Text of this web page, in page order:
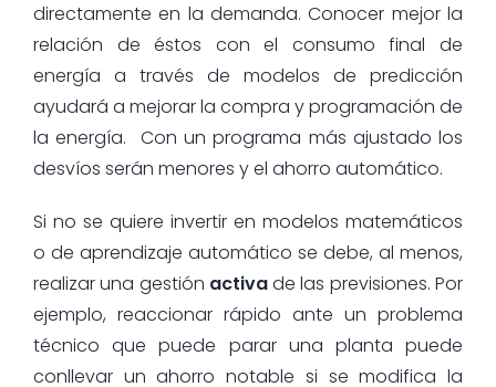
directamente en la demanda. Conocer mejor la
relación de éstos con el consumo final de
energía a través de modelos de predicción
ayudará a mejorar la compra y programación de
la energía. Con un programa más ajustado los
desvíos serán menores y el ahorro automático.
Si no se quiere invertir en modelos matemáticos
o de aprendizaje automático se debe, al menos,
realizar una gestión activade las previsiones. Por
ejemplo, reaccionar rápido ante un problema
técnico que puede parar una planta puede
conllevar un ahorro notable si se modifica la